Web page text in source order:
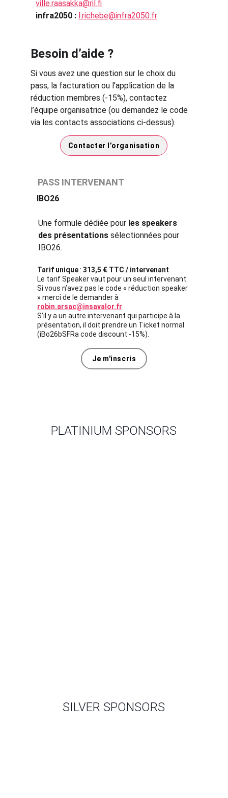
PASS INTERVENANT
IBO26
Tarif unique : 313,5 € TTC / intervenant
Le tarif Speaker vaut pour un seul intervenant.
Si vous n’avez pas le code « réduction speaker
» merci de le demander à
robin.arsac@insavalor.fr
S’il y a un autre intervenant qui participe à la
présentation, il doit prendre un Ticket normal
(iBo26bSFRa code discount -15%).
Je m'inscris
Une formule dédiée pour les speakers
des présentations sélectionnées pour
IBO26.
ville.raasakka@ril.fi
infra2050 : l.richebe@infra2050.fr
Besoin d’aide ?
Si vous avez une question sur le choix du
pass, la facturation ou l’application de la
réduction membres (-15%), contactez
l’équipe organisatrice (ou demandez le code
via les contacts associations ci-dessus).
Contacter l’organisation
PLATINIUM SPONSORS
SILVER SPONSORS